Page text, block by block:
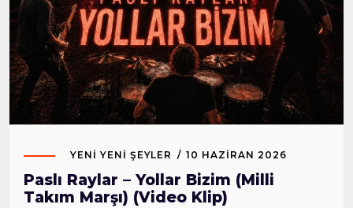
YENI YENI ŞEYLER 10 HAZIRAN 2026
Paslı Raylar – Yollar Bizim (Milli
Takım Marşı) (Video Klip)